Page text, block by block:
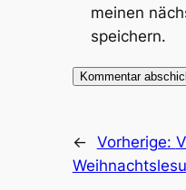
meinen
speichern.
← Vorherige: